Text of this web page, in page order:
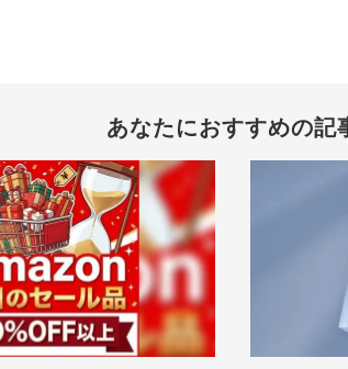
あなたにおすすめの記